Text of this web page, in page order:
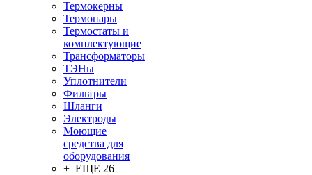
Термокерны
Термопары
Термостаты и
комплектующие
Трансформаторы
ТЭНы
Уплотнители
Фильтры
Шланги
Электроды
Моющие
средства для
оборудования
+ ЕЩЕ 26